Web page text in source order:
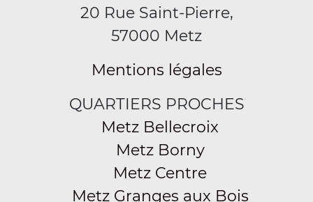
20 Rue Saint-Pierre,
57000 Metz
Mentions légales
QUARTIERS PROCHES
Metz Bellecroix
Metz Borny
Metz Centre
Metz Granges aux Bois